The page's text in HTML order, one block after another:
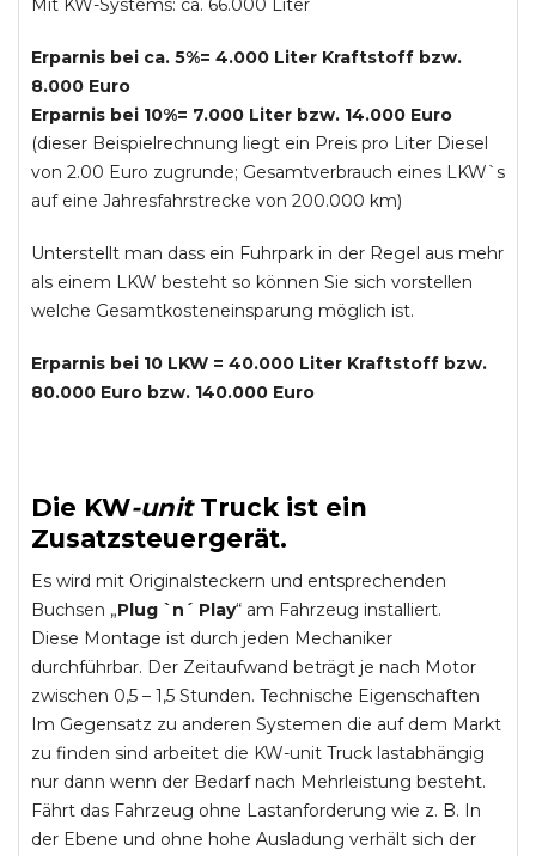
Mit KW-Systems: ca. 66.000 Liter
Erparnis bei ca. 5%= 4.000 Liter Kraftstoff bzw.
8.000 Euro
Erparnis bei 10%= 7.000 Liter bzw. 14.000 Euro
(dieser Beispielrechnung liegt ein Preis pro Liter Diesel
von 2.00 Euro zugrunde; Gesamtverbrauch eines LKW`s
auf eine Jahresfahrstrecke von 200.000 km)
Unterstellt man dass ein Fuhrpark in der Regel aus mehr
als einem LKW besteht so können Sie sich vorstellen
welche Gesamtkosteneinsparung möglich ist.
Erparnis bei 10 LKW = 40.000 Liter Kraftstoff bzw.
80.000 Euro bzw. 140.000 Euro
Die KW-unit Truckist ein
Zusatzsteuergerät.
Es wird mit Originalsteckern und entsprechenden
Buchsen „Plug `n´ Play“ am Fahrzeug installiert.
Diese Montage ist durch jeden Mechaniker
durchführbar. Der Zeitaufwand beträgt je nach Motor
zwischen 0,5 – 1,5 Stunden. Technische Eigenschaften
Im Gegensatz zu anderen Systemen die auf dem Markt
zu finden sind arbeitet die KW-unit Truck lastabhängig
nur dann wenn der Bedarf nach Mehrleistung besteht.
Fährt das Fahrzeug ohne Lastanforderung wie z. B. In
der Ebene und ohne hohe Ausladung verhält sich der